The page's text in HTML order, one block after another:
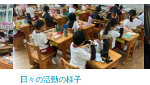
日々の活動の様子